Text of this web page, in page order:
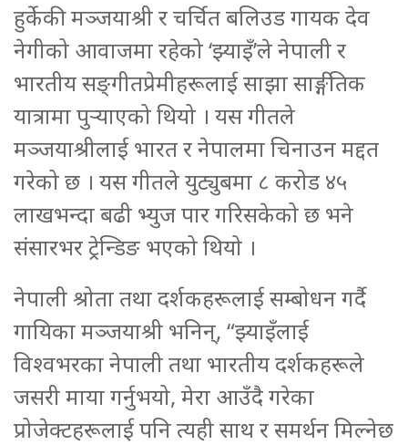
हुर्केकी मञ्जयाश्री र चर्चित बलिउड गायक देव
नेगीको आवाजमा रहेको ‘झ्याइँ’ले नेपाली र
भारतीय सङ्‌गीतप्रेमीहरूलाई साझा साङ्गीतिक
यात्रामा पुर्‍याएको थियो । यस गीतले
मञ्जयाश्रीलाई भारत र नेपालमा चिनाउन मद्दत
गरेको छ । यस गीतले युट्युबमा ८ करोड ४५
लाखभन्दा बढी भ्युज पार गरिसकेको छ भने
संसारभर ट्रेन्डिङ भएको थियो ।
नेपाली श्रोता तथा दर्शकहरूलाई सम्बोधन गर्दै
गायिका मञ्जयाश्री भनिन्, “झ्याइँलाई
विश्वभरका नेपाली तथा भारतीय दर्शकहरूले
जसरी माया गर्नुभयो, मेरा आउँदै गरेका
प्रोजेक्टहरूलाई पनि त्यही साथ र समर्थन मिल्नेछ